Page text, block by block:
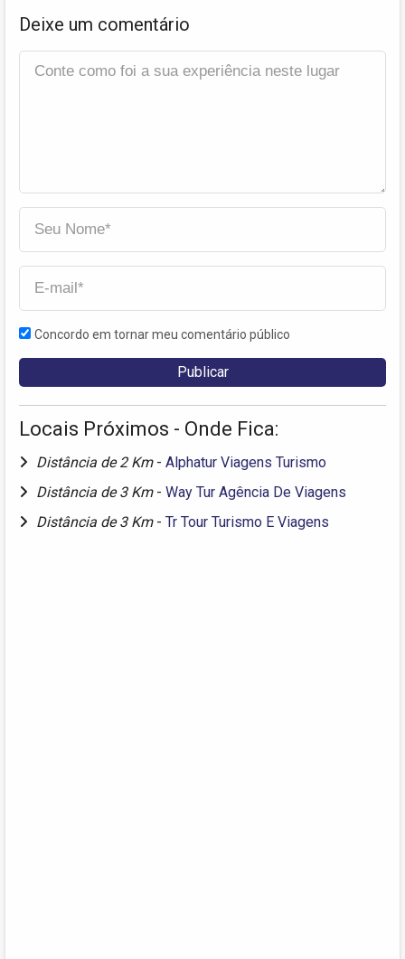
Deixe um comentário
Concordo em tornar meu comentário público
Locais Próximos - Onde Fica:
Distância de 2 Km - Alphatur Viagens Turismo
Distância de 3 Km - Way Tur Agência De Viagens
Distância de 3 Km - Tr Tour Turismo E Viagens